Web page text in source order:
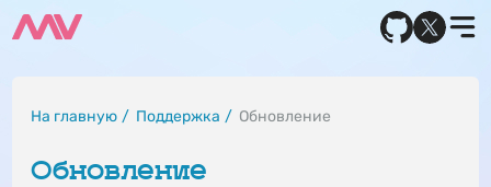
На главную Поддержка Обновление
Обновление